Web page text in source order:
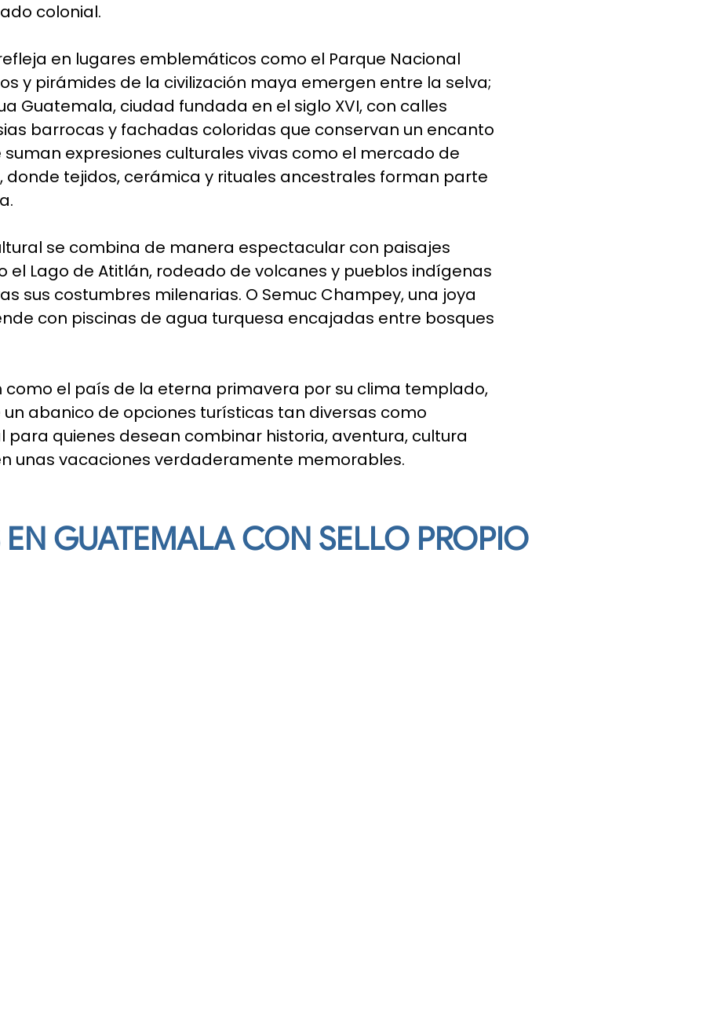
colonial.
en lugares emblemáticos como el Parque Nacional
y pirámides de la civilización maya emergen entre la selva;
Guatemala, ciudad fundada en el siglo XVI, con calles
barrocas y fachadas coloridas que conservan un encanto
suman expresiones culturales vivas como el mercado de
donde tejidos, cerámica y rituales ancestrales forman parte
se combina de manera espectacular con paisajes
el Lago de Atitlán, rodeado de volcanes y pueblos indígenas
sus costumbres milenarias. O Semuc Champey, una joya
con piscinas de agua turquesa encajadas entre bosques
el país de la eterna primavera por su clima templado,
abanico de opciones turísticas tan diversas como
para quienes desean combinar historia, aventura, cultura
unas vacaciones verdaderamente memorables.
EN GUATEMALA CON SELLO PROPIO